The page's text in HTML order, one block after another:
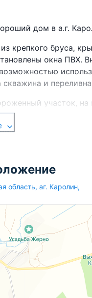
дом в а.г.
крепкого бруса,
окна ПВХ.
скважина и
участок, на
на берегу
агрогородке есть
область, аг. Каролин,